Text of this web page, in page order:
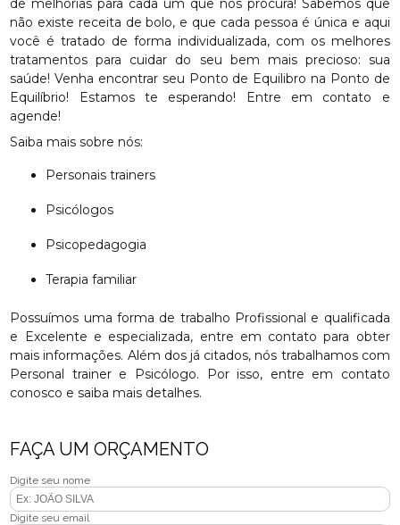
de melhorias para cada um que nos procura! Sabemos que
não existe receita de bolo, e que cada pessoa é única e aqui
você é tratado de forma individualizada, com os melhores
tratamentos para cuidar do seu bem mais precioso: sua
saúde! Venha encontrar seu Ponto de Equilibro na Ponto de
Equilíbrio! Estamos te esperando! Entre em contato e
agende!
Saiba mais sobre nós:
Personais trainers
Psicólogos
Psicopedagogia
Terapia familiar
Possuímos uma forma de trabalho Profissional e qualificada
e Excelente e especializada, entre em contato para obter
mais informações. Além dos já citados, nós trabalhamos com
Personal trainer e Psicólogo. Por isso, entre em contato
conosco e saiba mais detalhes.
FAÇA UM ORÇAMENTO
Digite seu nome
Digite seu email